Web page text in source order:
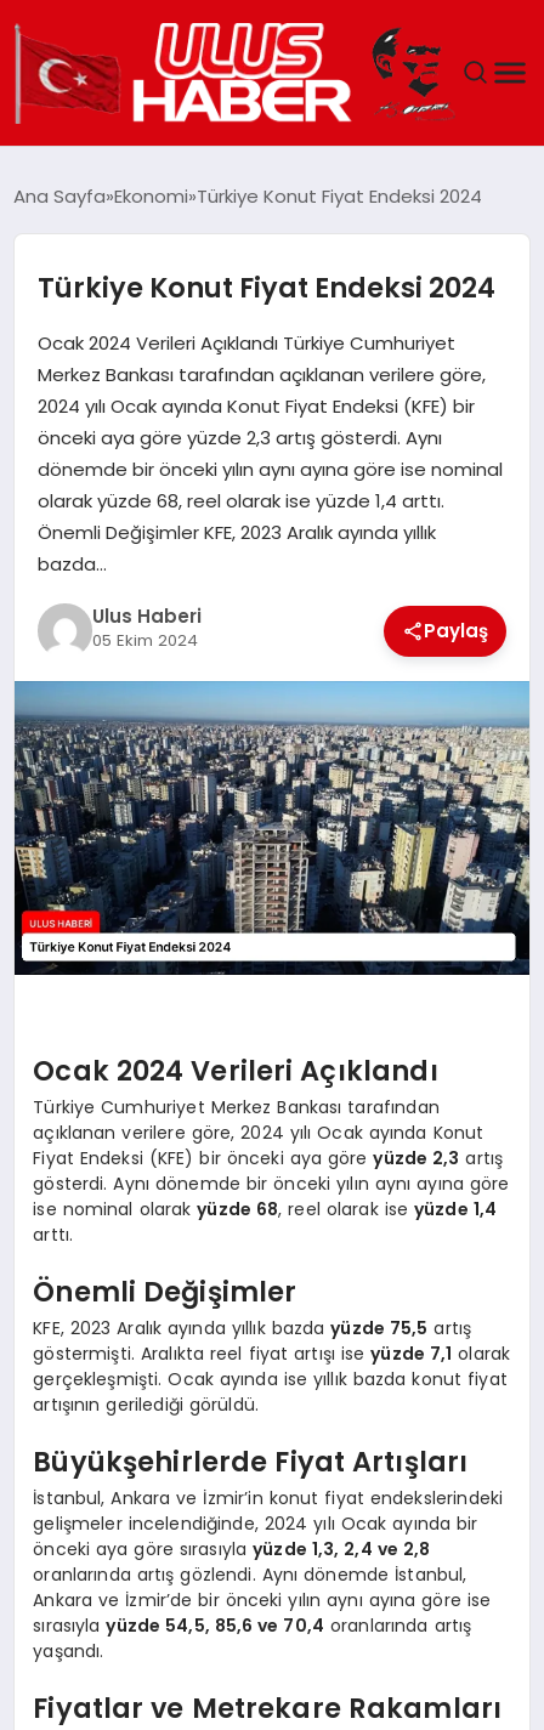
DÜNYA
EKONOMI
SIYASET
TEKNOLOJI
EĞITIM
MAGAZIN
SPOR
YAŞAM
Ana Sayfa Ekonomi Türkiye Konut Fiyat Endeksi 2024
Türkiye Konut Fiyat Endeksi 2024
Ocak 2024 Verileri Açıklandı Türkiye Cumhuriyet
Merkez Bankası tarafından açıklanan verilere göre,
2024 yılı Ocak ayında Konut Fiyat Endeksi (KFE) bir
önceki aya göre yüzde 2,3 artış gösterdi. Aynı
dönemde bir önceki yılın aynı ayına göre ise nominal
olarak yüzde 68, reel olarak ise yüzde 1,4 arttı.
Önemli Değişimler KFE, 2023 Aralık ayında yıllık
bazda…
Ulus Haberi
05 Ekim 2024 Paylaş
Ocak 2024 Verileri Açıklandı
Türkiye Cumhuriyet Merkez Bankası tarafından
açıklanan verilere göre, 2024 yılı Ocak ayında Konut
Fiyat Endeksi (KFE) bir önceki aya göreyüzde 2,3 artış
gösterdi. Aynı dönemde bir önceki yılın aynı ayına göre
ise nominal olarakyüzde 68, reel olarak ise yüzde 1,4
arttı.
Önemli Değişimler
KFE, 2023 Aralık ayında yıllık bazdayüzde 75,5 artış
göstermişti. Aralıkta reel fiyat artışı iseyüzde 7,1 olarak
gerçekleşmişti. Ocak ayında ise yıllık bazda konut fiyat
artışının gerilediği görüldü.
Büyükşehirlerde Fiyat Artışları
İstanbul, Ankara ve İzmir’in konut fiyat endekslerindeki
gelişmeler incelendiğinde, 2024 yılı Ocak ayında bir
önceki aya göre sırasıylayüzde 1,3, 2,4 ve 2,8
oranlarında artış gözlendi. Aynı dönemde İstanbul,
Ankara ve İzmir’de bir önceki yılın aynı ayına göre ise
sırasıylayüzde 54,5, 85,6 ve 70,4 oranlarında artış
yaşandı.
Fiyatlar ve Metrekare Rakamları